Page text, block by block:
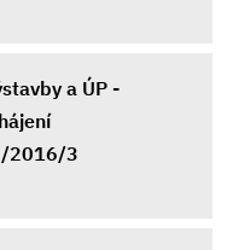
a ÚP -
2016/3